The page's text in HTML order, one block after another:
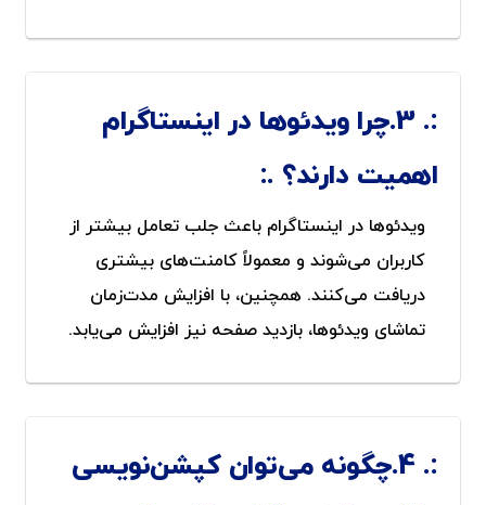
3.چرا ویدئوها در اینستاگرام
اهمیت دارند؟
ویدئوها در اینستاگرام باعث جلب تعامل بیشتر از
کاربران می‌شوند و معمولاً کامنت‌های بیشتری
دریافت می‌کنند. همچنین، با افزایش مدت‌زمان
تماشای ویدئوها، بازدید صفحه نیز افزایش می‌یابد.
4.چگونه می‌توان کپشن‌نویسی